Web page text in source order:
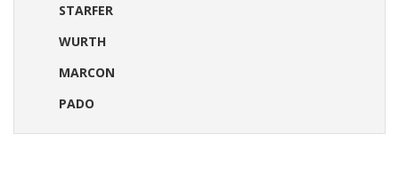
STARFER
WURTH
MARCON
PADO